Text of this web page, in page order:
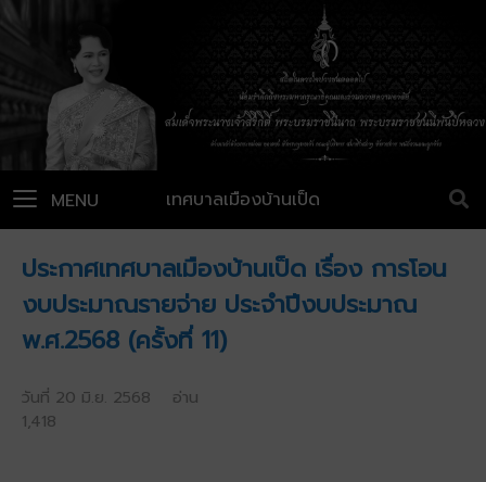
เทศบาลเมืองบ้านเป็ด
MENU
ประกาศเทศบาลเมืองบ้านเป็ด เรื่อง การโอน
งบประมาณรายจ่าย ประจำปีงบประมาณ
พ.ศ.2568 (ครั้งที่ 11)
วันที่ 20 มิ.ย. 2568 อ่าน
1,418